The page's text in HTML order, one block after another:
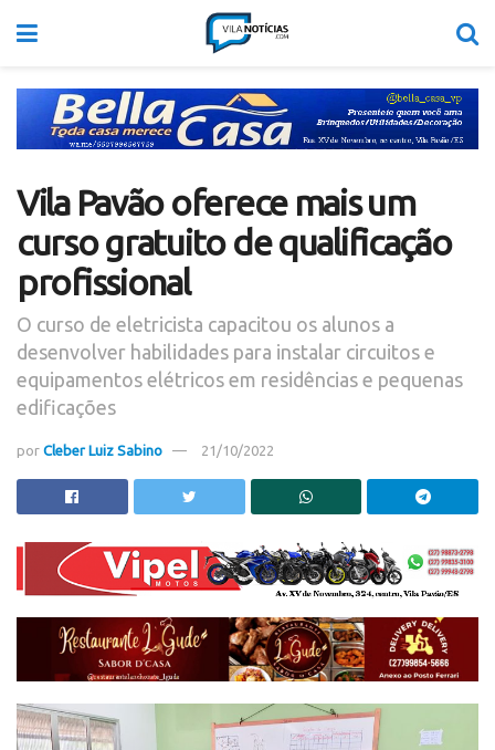
Vila Pavão oferece mais um
curso gratuito de qualificação
profissional
O curso de eletricista capacitou os alunos a
desenvolver habilidades para instalar circuitos e
equipamentos elétricos em residências e pequenas
edificações
por Cleber Luiz Sabino 21/10/2022